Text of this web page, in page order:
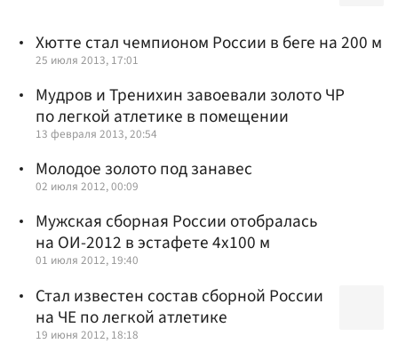
Хютте стал чемпионом России в беге на 200 м
25 июля 2013, 17:01
Мудров и Тренихин завоевали золото ЧР
по легкой атлетике в помещении
13 февраля 2013, 20:54
Молодое золото под занавес
02 июля 2012, 00:09
Мужская сборная России отобралась
на ОИ-2012 в эстафете 4х100 м
01 июля 2012, 19:40
Стал известен состав сборной России
на ЧЕ по легкой атлетике
19 июня 2012, 18:18